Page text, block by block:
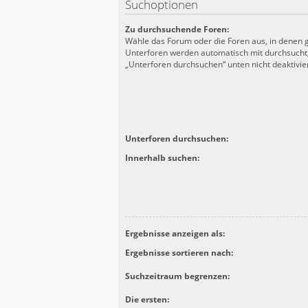
Suchoptionen
Zu durchsuchende Foren:
Wähle das Forum oder die Foren aus, in denen
Unterforen werden automatisch mit
„Unterforen durchsuchen“ unten nicht
Unterforen durchsuchen:
Innerhalb suchen:
Ergebnisse anzeigen als:
Ergebnisse sortieren nach:
Suchzeitraum begrenzen:
Die ersten: